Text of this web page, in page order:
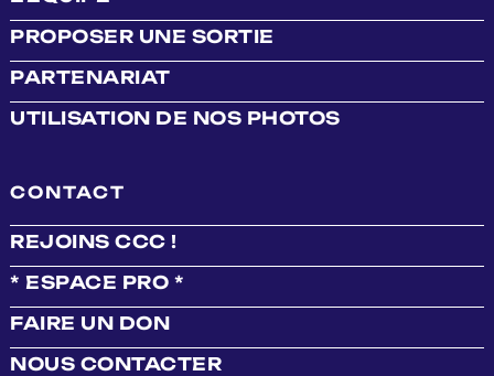
PROPOSER UNE SORTIE
PARTENARIAT
UTILISATION DE NOS PHOTOS
CONTACT
REJOINS CCC !
* ESPACE PRO *
FAIRE UN DON
NOUS CONTACTER